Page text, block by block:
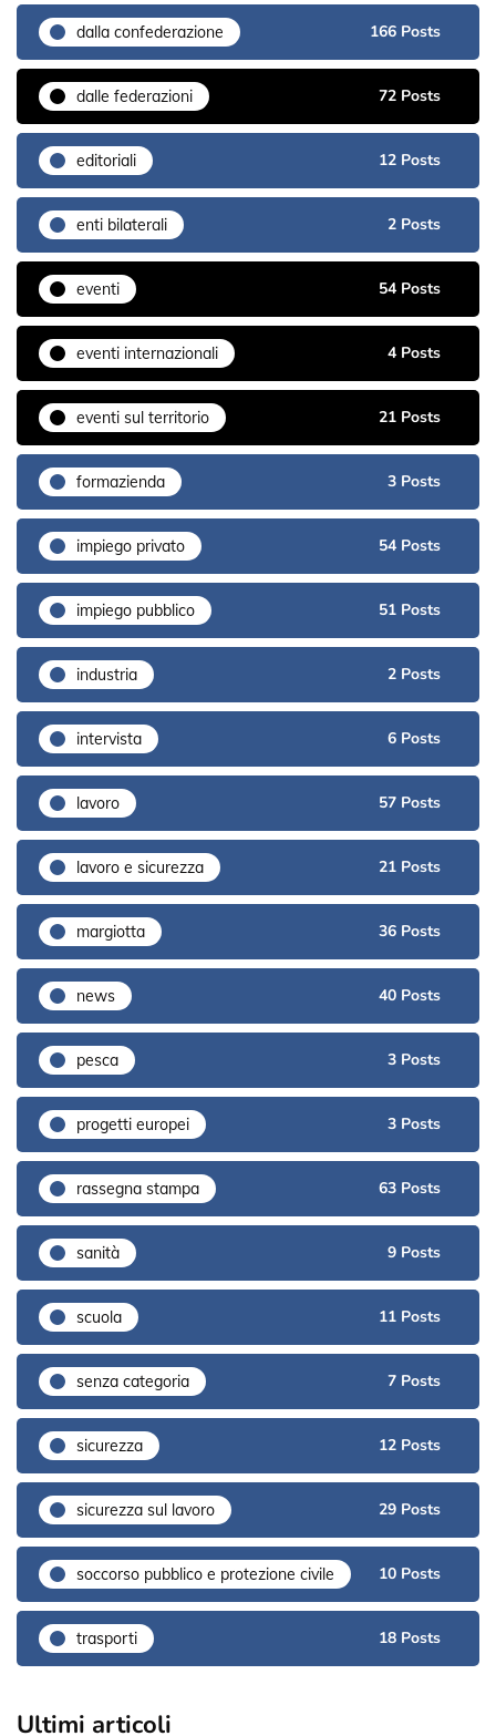
dalla confederazione 166 Posts
dalle federazioni 72 Posts
editoriali 12 Posts
enti bilaterali 2 Posts
eventi 54 Posts
eventi internazionali 4 Posts
eventi sul territorio 21 Posts
formazienda 3 Posts
impiego privato 54 Posts
impiego pubblico 51 Posts
industria 2 Posts
intervista 6 Posts
lavoro 57 Posts
lavoro e sicurezza 21 Posts
margiotta 36 Posts
news 40 Posts
pesca 3 Posts
progetti europei 3 Posts
rassegna stampa 63 Posts
sanità 9 Posts
scuola 11 Posts
senza categoria 7 Posts
sicurezza 12 Posts
sicurezza sul lavoro 29 Posts
soccorso pubblico e protezione civile 10 Posts
trasporti 18 Posts
Ultimi articoli